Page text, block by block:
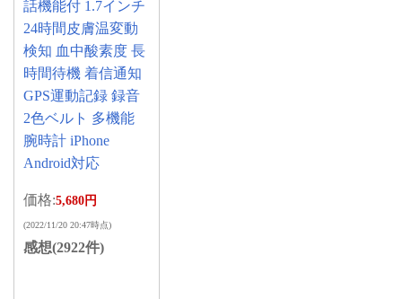
話機能付 1.7インチ
24時間皮膚温変動
検知 血中酸素度 長
時間待機 着信通知
GPS運動記録 録音
2色ベルト 多機能
腕時計 iPhone
Android対応
価格:5,680円
(2022/11/20 20:47時点)
感想(2922件)